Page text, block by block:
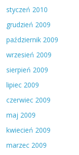
styczeń 2010
grudzień 2009
październik 2009
wrzesień 2009
sierpień 2009
lipiec 2009
czerwiec 2009
maj 2009
kwiecień 2009
marzec 2009